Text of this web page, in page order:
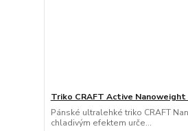
Triko CRAFT Active Nanoweight
Pánské ultralehké triko CRAFT
chladivým efektem urče...